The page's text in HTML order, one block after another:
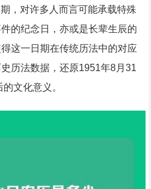
，对许多人而言可能承载特殊
的纪念日，亦或是长辈生辰的
这一日期在传统历法中的对应
历法数据，还原1951年8月31
文化意义。